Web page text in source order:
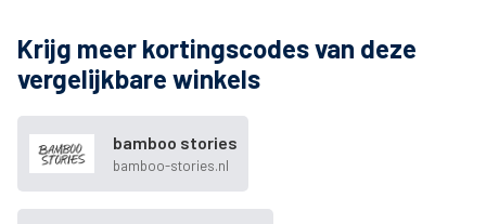
Krijg meer kortingscodes van deze
vergelijkbare winkels
bamboo stories
bamboo-stories.nl